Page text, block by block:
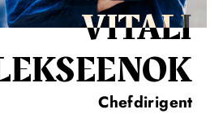
VITALI
Chefdirigent